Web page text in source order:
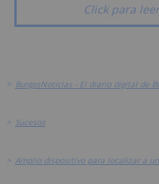
Click para
> BurgosNoticias - El diario digital de
> Sucesos
> Amplio dispositivo para localizar a